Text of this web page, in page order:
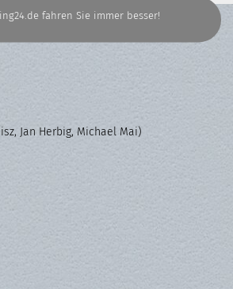
fahren Sie immer besser!
Jan Herbig, Michael Mai)